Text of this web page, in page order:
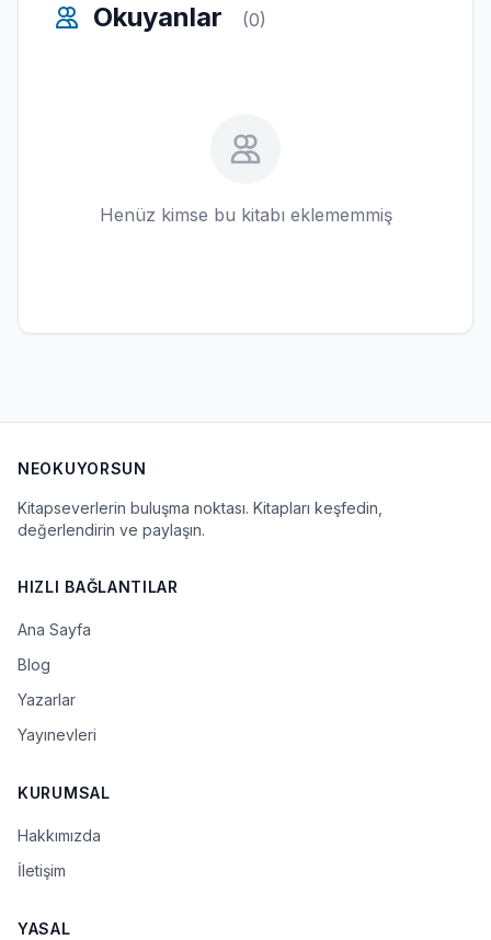
Okuyanlar (0)
Henüz kimse bu kitabı eklememmiş
NEOKUYORSUN
Kitapseverlerin buluşma noktası. Kitapları keşfedin,
değerlendirin ve paylaşın.
HIZLI BAĞLANTILAR
Ana Sayfa
Blog
Yazarlar
Yayınevleri
KURUMSAL
Hakkımızda
İletişim
YASAL